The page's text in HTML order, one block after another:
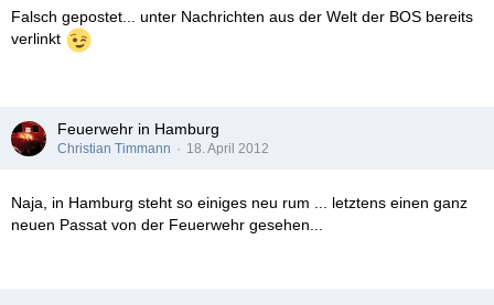
Falsch gepostet... unter Nachrichten aus der Welt der BOS bereits
verlinkt
Feuerwehr in Hamburg
Christian Timmann 18. April 2012
Naja, in Hamburg steht so einiges neu rum ... letztens einen ganz
neuen Passat von der Feuerwehr gesehen...